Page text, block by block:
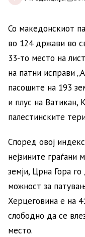
Со македонскиот
во 124 држави во
33-то место на
на патни исправи
пасошите на 193
и плус на Ватикан,
палестинските
Според овој
нејзините граѓани
земји, Црна Гора
можност за
Херцеговина е на
слободно да се
место.